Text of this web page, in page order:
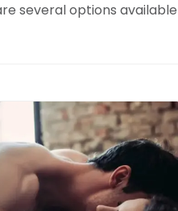
several options available